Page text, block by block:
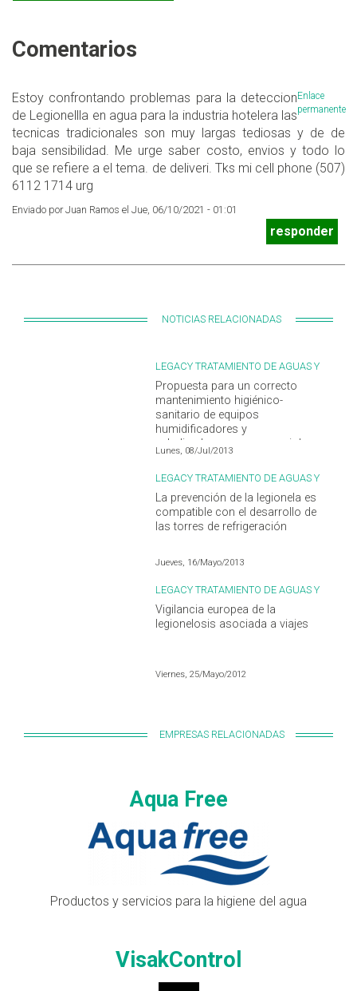
Comentarios
Enlace
permanente
Estoy confrontando problemas para la deteccion
de Legionellla en agua para la industria hotelera las
tecnicas tradicionales son muy largas tediosas y de de
baja sensibilidad. Me urge saber costo, envios y todo lo
que se refiere a el tema. de deliveri. Tks mi cell phone (507)
6112 1714 urg
Enviado por Juan Ramos el Jue, 06/10/2021 - 01:01
responder
NOTICIAS RELACIONADAS
LEGACY TRATAMIENTO DE AGUAS Y
LEGIONELLA
Propuesta para un correcto
mantenimiento higiénico-
sanitario de equipos
humidificadores y
nebulizadores para prevenir la
legionelosis
Lunes, 08/Jul/2013
LEGACY TRATAMIENTO DE AGUAS Y
LEGIONELLA
La prevención de la legionela es
compatible con el desarrollo de
las torres de refrigeración
Jueves, 16/Mayo/2013
LEGACY TRATAMIENTO DE AGUAS Y
LEGIONELLA
Vigilancia europea de la
legionelosis asociada a viajes
Viernes, 25/Mayo/2012
EMPRESAS RELACIONADAS
Aqua Free
Productos y servicios para la higiene del agua
VisakControl